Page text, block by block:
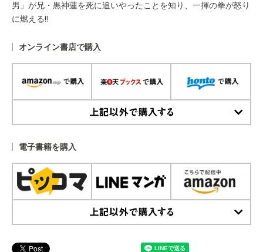
男」が兄・黒神蓮を死に追いやったことを知り、一揮の拳が怒り
に燃える!!
オンライン書店で購入
電子書籍を購入